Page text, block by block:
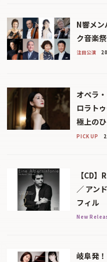
N響メン
ク音楽
注目公演
オペラ
ロラト
極上の
PICK UP
【CD
／ アン
フィル
New
岐阜発